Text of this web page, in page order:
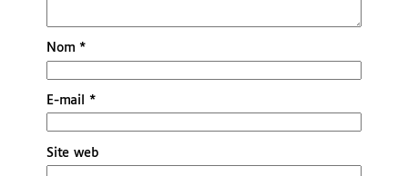
Nom*
E-mail*
Site web